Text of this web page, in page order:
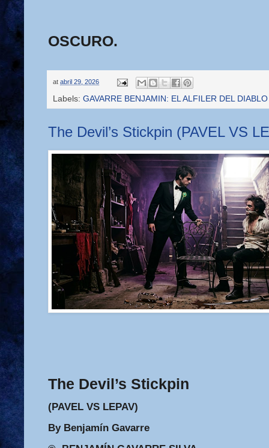
OSCURO.
at abril 29, 2026
Labels: GAVARRE BENJAMIN: EL ALFILER DEL
The Devil’s Stickpin (PAVEL VS
The Devil’s Stickpin
(PAVEL VS LEPAV)
By Benjamín Gavarre